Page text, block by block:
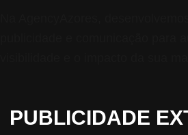
PUBLICIDADE